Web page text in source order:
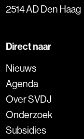
2514 AD Den Haag
Direct naar
Nieuws
Agenda
Over SVDJ
Onderzoek
Subsidies